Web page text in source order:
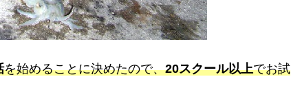
を始めることに決めたので、20スクール以上でお試